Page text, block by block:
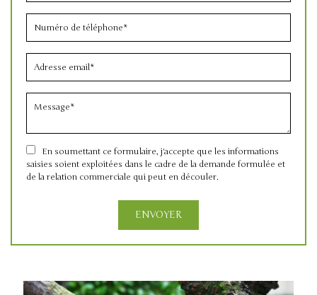
En soumettant ce formulaire, j'accepte que les informations
saisies soient exploitées dans le cadre de la demande formulée et
de la relation commerciale qui peut en découler.